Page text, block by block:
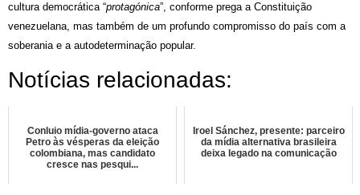
cultura democrática “protagónica”, conforme prega a Constituição
venezuelana, mas também de um profundo compromisso do país com a
soberania e a autodeterminação popular.
Notícias relacionadas:
Conluio mídia-governo ataca
Petro às vésperas da eleição
colombiana, mas candidato
cresce nas pesqui...
Iroel Sánchez, presente: parceiro
da mídia alternativa brasileira
deixa legado na comunicação